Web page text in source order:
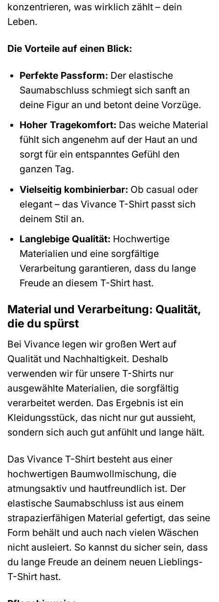
konzentrieren, was wirklich zählt – dein
Leben.
Die Vorteile auf einen Blick:
Perfekte Passform: Der elastische
Saumabschluss schmiegt sich sanft an
deine Figur an und betont deine Vorzüge.
Hoher Tragekomfort: Das weiche Material
fühlt sich angenehm auf der Haut an und
sorgt für ein entspanntes Gefühl den
ganzen Tag.
Vielseitig kombinierbar: Ob casual oder
elegant – das Vivance T-Shirt passt sich
deinem Stil an.
Langlebige Qualität: Hochwertige
Materialien und eine sorgfältige
Verarbeitung garantieren, dass du lange
Freude an diesem T-Shirt hast.
Material und Verarbeitung: Qualität,
die du spürst
Bei Vivance legen wir großen Wert auf
Qualität und Nachhaltigkeit. Deshalb
verwenden wir für unsere T-Shirts nur
ausgewählte Materialien, die sorgfältig
verarbeitet werden. Das Ergebnis ist ein
Kleidungsstück, das nicht nur gut aussieht,
sondern sich auch gut anfühlt und lange hält.
Das Vivance T-Shirt besteht aus einer
hochwertigen Baumwollmischung, die
atmungsaktiv und hautfreundlich ist. Der
elastische Saumabschluss ist aus einem
strapazierfähigen Material gefertigt, das seine
Form behält und auch nach vielen Wäschen
nicht ausleiert. So kannst du sicher sein, dass
du lange Freude an deinem neuen Lieblings-
T-Shirt hast.